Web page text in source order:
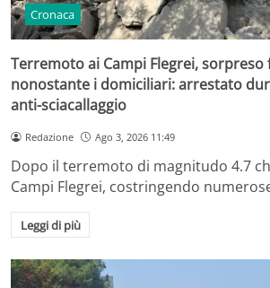
Cronaca
Terremoto ai Campi Flegrei, sorpreso
nonostante i domiciliari: arrestato
anti-sciacallaggio
Redazione Ago 3, 2026 11:49
Dopo il terremoto di magnitudo 4.7
Campi Flegrei, costringendo
Leggi di più